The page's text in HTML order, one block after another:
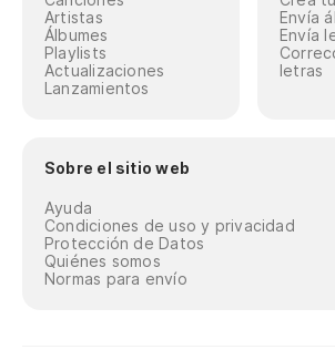
Artistas
Álbumes
Playlists
Actualizaciones
Lanzamientos
Envía
Envía
letras
Sobre el sitio web
Ayuda
Condiciones de uso y privacidad
Protección de Datos
Quiénes somos
Normas para envío